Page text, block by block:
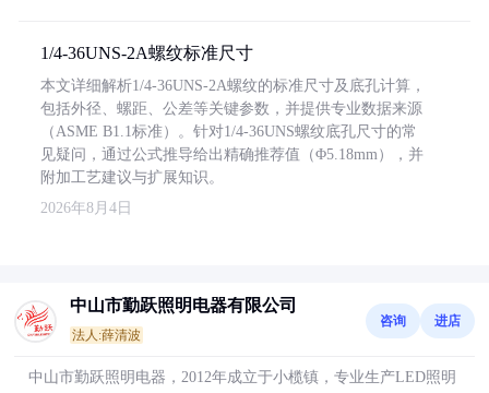
1/4-36UNS-2A螺纹标准尺寸
本文详细解析1/4-36UNS-2A螺纹的标准尺寸及底孔计算，
包括外径、螺距、公差等关键参数，并提供专业数据来源
（ASME B1.1标准）。针对1/4-36UNS螺纹底孔尺寸的常
见疑问，通过公式推导给出精确推荐值（Φ5.18mm），并
附加工艺建议与扩展知识。
2026年8月4日
中山市勤跃照明电器有限公司
法人:薛清波
咨询 进店
中山市勤跃照明电器，2012年成立于小榄镇，专业生产LED照明